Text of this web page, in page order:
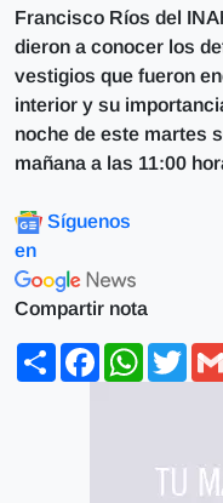
Francisco Ríos del
dieron a conocer los
vestigios que fueron
interior y su
noche de este martes
mañana a las 11:00
Síguenos
en
Compartir nota
ShareFacebook